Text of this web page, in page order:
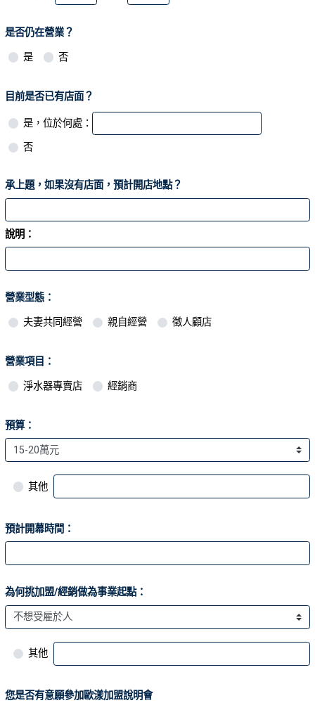
是否仍在營業？
是 否
目前是否已有店面？
是，位於何處：
否
承上題，如果沒有店面，預計開店地點？
說明：
營業型態：
夫妻共同經營 親自經營 徵人顧店
營業項目：
淨水器專賣店 經銷商
預算：
其他
預計開幕時間：
為何挑加盟/經銷做為事業起點：
其他
您是否有意願參加歐漾加盟說明會